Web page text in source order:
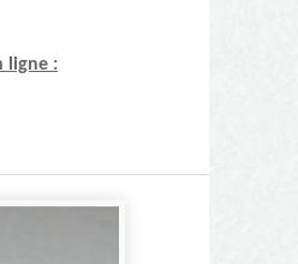
ligne :